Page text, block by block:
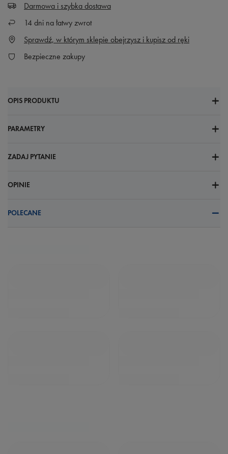
Darmowa i szybka dostawa
14 dni na łatwy zwrot
Sprawdź, w którym sklepie obejrzysz i kupisz od ręki
Bezpieczne zakupy
OPIS PRODUKTU
PARAMETRY
ZADAJ PYTANIE
OPINIE
POLECANE